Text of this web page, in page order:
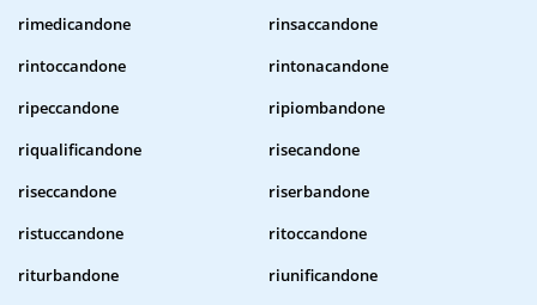
rimedicandone
rinsaccandone
rintoccandone
rintonacandone
ripeccandone
ripiombandone
riqualificandone
risecandone
riseccandone
riserbandone
ristuccandone
ritoccandone
riturbandone
riunificandone